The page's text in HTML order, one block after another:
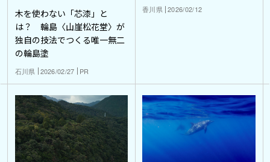
木を使わない「芯漆」と
は？ 輪島〈山崖松花堂〉が
独自の技法でつくる唯一無二
の輪島塗
石川県 2026/02/27 PR
香川県 2026/02/12